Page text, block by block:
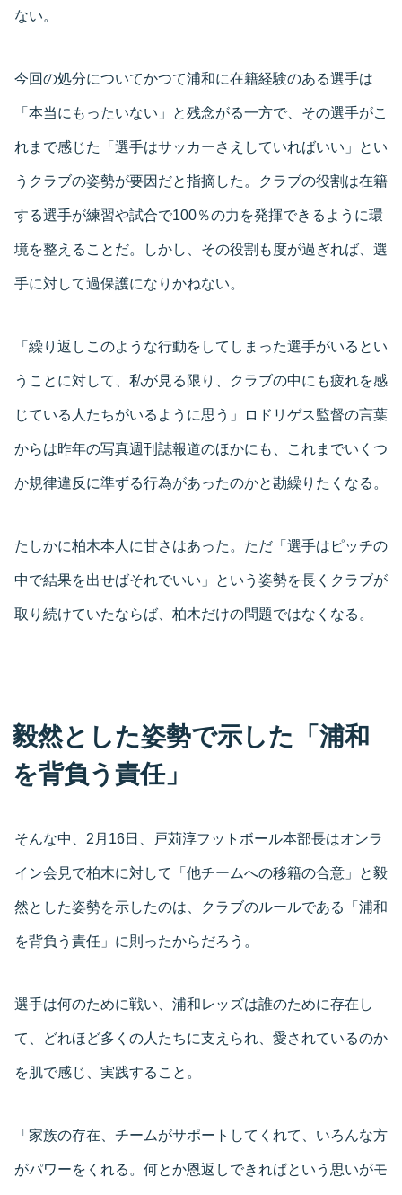
ない。
今回の処分についてかつて浦和に在籍経験のある選手は
「本当にもったいない」と残念がる一方で、その選手がこ
れまで感じた「選手はサッカーさえしていればいい」とい
うクラブの姿勢が要因だと指摘した。クラブの役割は在籍
する選手が練習や試合で100％の力を発揮できるように環
境を整えることだ。しかし、その役割も度が過ぎれば、選
手に対して過保護になりかねない。
「繰り返しこのような行動をしてしまった選手がいるとい
うことに対して、私が見る限り、クラブの中にも疲れを感
じている人たちがいるように思う」ロドリゲス監督の言葉
からは昨年の写真週刊誌報道のほかにも、これまでいくつ
か規律違反に準ずる行為があったのかと勘繰りたくなる。
たしかに柏木本人に甘さはあった。ただ「選手はピッチの
中で結果を出せばそれでいい」という姿勢を長くクラブが
取り続けていたならば、柏木だけの問題ではなくなる。
毅然とした姿勢で示した「浦和
を背負う責任」
そんな中、2月16日、戸苅淳フットボール本部長はオンラ
イン会見で柏木に対して「他チームへの移籍の合意」と毅
然とした姿勢を示したのは、クラブのルールである「浦和
を背負う責任」に則ったからだろう。
選手は何のために戦い、浦和レッズは誰のために存在し
て、どれほど多くの人たちに支えられ、愛されているのか
を肌で感じ、実践すること。
「家族の存在、チームがサポートしてくれて、いろんな方
がパワーをくれる。何とか恩返しできればという思いがモ